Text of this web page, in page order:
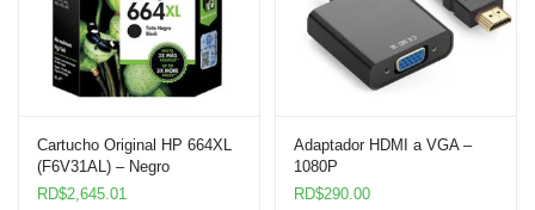
Cartucho Original HP 664XL
(F6V31AL) – Negro
RD$2,645.01
Adaptador HDMI a VGA –
1080P
RD$290.00